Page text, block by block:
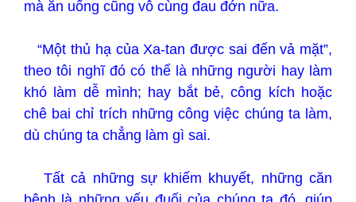
mà ăn uống cũng vô cùng đau đớn nữa.
“Một thủ hạ của Xa-tan được sai đến vả mặt”,
theo tôi nghĩ đó có thể là những người hay làm
khó làm dễ mình; hay bắt bẻ, công kích hoặc
chê bai chỉ trích những công việc chúng ta làm,
dù chúng ta chẳng làm gì sai.
Tất cả những sự khiếm khuyết, những căn